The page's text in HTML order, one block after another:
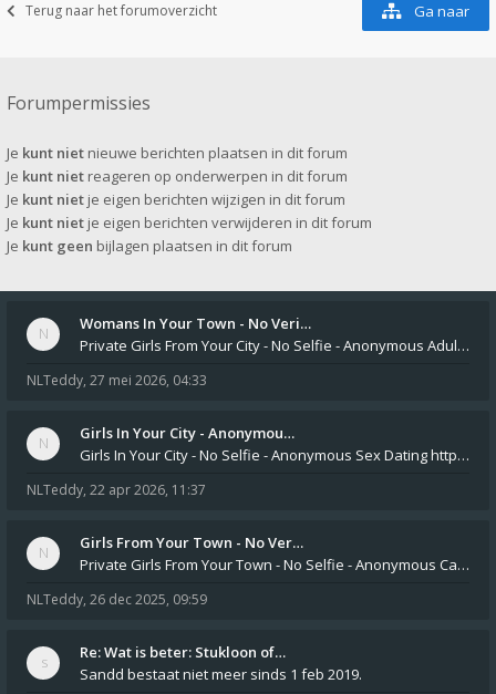
Terug naar het forumoverzicht Ga naar
Forumpermissies
Je kunt niet nieuwe berichten plaatsen in dit forum
Je kunt niet reageren op onderwerpen in dit forum
Je kunt niet je eigen berichten wijzigen in dit forum
Je kunt niet je eigen berichten verwijderen in dit forum
Je kunt geen bijlagen plaatsen in dit forum
Womans In Your Town - No Veri…
Private Girls From Your City - No Selfie - Anonymous Adult Dating https://privatedates.live Private Girls In Your
NLTeddy, 27 mei 2026, 04:33
Girls In Your City - Anonymou…
Girls In Your City - No Selfie - Anonymous Sex Dating https://SecretPrivat.com Womens In Your Town - Anonymous S
NLTeddy, 22 apr 2026, 11:37
Girls From Your Town - No Ver…
Private Girls From Your Town - No Selfie - Anonymous Casual Dating https://PrivateLadyEscorts.com Private Lady In
NLTeddy, 26 dec 2025, 09:59
Re: Wat is beter: Stukloon of…
Sandd bestaat niet meer sinds 1 feb 2019.